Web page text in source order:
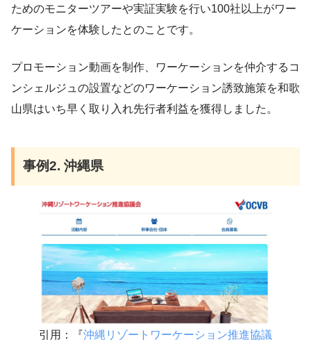
ためのモニターツアーや実証実験を行い100社以上がワー
ケーションを体験したとのことです。
プロモーション動画を制作、ワーケーションを仲介するコ
ンシェルジュの設置などのワーケーション誘致施策を和歌
山県はいち早く取り入れ先行者利益を獲得しました。
事例2. 沖縄県
引用：『沖縄リゾートワーケーション推進協議